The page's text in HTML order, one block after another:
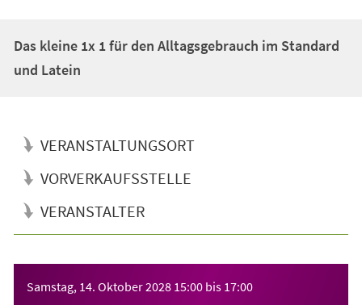
Das kleine 1x 1 für den Alltagsgebrauch im Standard
und Latein
VERANSTALTUNGSORT
VORVERKAUFSSTELLE
VERANSTALTER
Samstag, 14. Oktober 2028 15:00 bis 17:00